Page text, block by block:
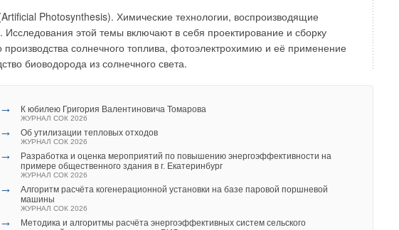
Photosynthesis). Химические технологии, воспроизводящие
этой темы включают в себя проектирование и сборку
производства солнечного топлива, фотоэлектрохимию и её применение
биоводорода из солнечного света.
→ К юбилею Григория Валентиновича Томарова
ЖУРНАЛ СОК 2026
→ Об утилизации тепловых отходов
ЖУРНАЛ СОК 2026
→
Разработка и оценка мероприятий по повышению энергоэффективности на
примере общественного здания в г. Екатеринбург
ЖУРНАЛ СОК 2026
→
Алгоритм расчёта когенерационной установки на базе паровой поршневой
машины
ЖУРНАЛ СОК 2026
→
Методика и алгоритмы расчёта энергоэффективных систем сельского
СНТ: основная проблема
в том, что на границе внутренней сети СНТ установлен прибор учета
электроэнергии было поставлено садоводческому объединению.